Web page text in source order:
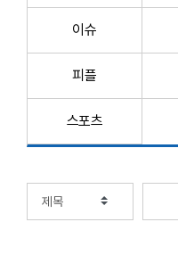
이슈
피플
스포츠